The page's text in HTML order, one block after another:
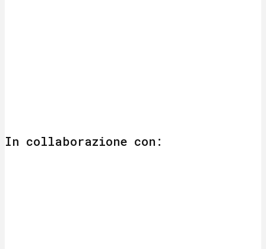
In collaborazione con: